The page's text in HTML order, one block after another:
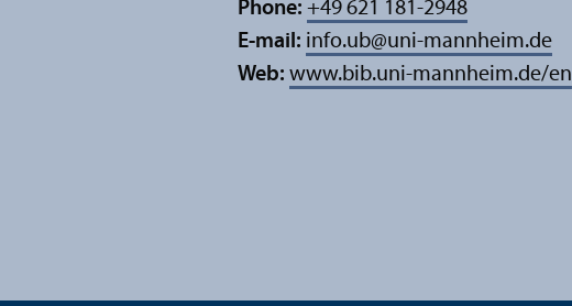
Phone: +49 621 181-2948
E-mail: info.ub@uni-mannheim.de
Web: www.bib.uni-mannheim.de/en